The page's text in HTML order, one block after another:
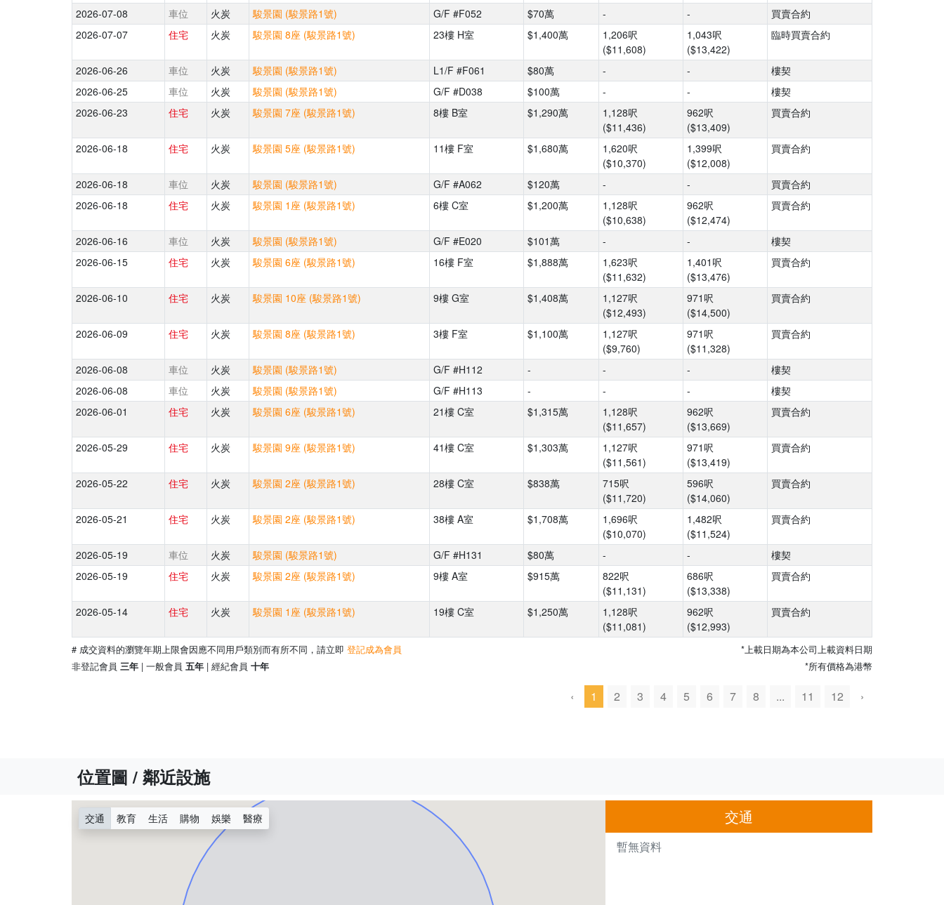
2026-07-08
車位 火炭 駿景園 (駿景路1號) G/F #F052 $70萬 - -
買賣合約
2026-07-07
住宅 火炭 駿景園 8座 (駿景路1號) 23樓 H室 $1,400萬
1,206呎
($11,608)
1,043呎
($13,422)
臨時買賣合約
2026-06-26 車位 火炭 駿景園 (駿景路1號) L1/F #F061 $80萬 - -
樓契
2026-06-25
車位 火炭 駿景園 (駿景路1號) G/F #D038 $100萬 - -
樓契
2026-06-23
住宅 火炭 駿景園 7座 (駿景路1號) 8樓 B室 $1,290萬
1,128呎
($11,436)
962呎
($13,409)
買賣合約
2026-06-18 住宅 火炭 駿景園 5座 (駿景路1號) 11樓 F室 $1,680萬
1,620呎
($10,370)
1,399呎
($12,008)
買賣合約
2026-06-18 車位 火炭 駿景園 (駿景路1號) G/F #A062 $120萬 - -
買賣合約
2026-06-18
住宅 火炭 駿景園 1座 (駿景路1號) 6樓 C室 $1,200萬
1,128呎
($10,638)
962呎
($12,474)
買賣合約
2026-06-16 車位 火炭 駿景園 (駿景路1號) G/F #E020 $101萬 - -
樓契
2026-06-15
住宅 火炭 駿景園 6座 (駿景路1號) 16樓 F室 $1,888萬
1,623呎
($11,632)
1,401呎
($13,476)
買賣合約
2026-06-10 住宅 火炭 駿景園 10座 (駿景路1號) 9樓 G室 $1,408萬
1,127呎
($12,493)
971呎
($14,500)
買賣合約
2026-06-09 住宅 火炭 駿景園 8座 (駿景路1號) 3樓 F室 $1,100萬
1,127呎
($9,760)
971呎
($11,328)
買賣合約
2026-06-08 車位 火炭 駿景園 (駿景路1號) G/F #H112 - - -
樓契
2026-06-08
車位 火炭 駿景園 (駿景路1號) G/F #H113 - - -
樓契
2026-06-01
住宅 火炭 駿景園 6座 (駿景路1號) 21樓 C室 $1,315萬
1,128呎
($11,657)
962呎
($13,669)
買賣合約
2026-05-29 住宅 火炭 駿景園 9座 (駿景路1號) 41樓 C室 $1,303萬
1,127呎
($11,561)
971呎
($13,419)
買賣合約
2026-05-22 住宅 火炭 駿景園 2座 (駿景路1號) 28樓 C室 $838萬
715呎
($11,720)
596呎
($14,060)
買賣合約
2026-05-21 住宅 火炭 駿景園 2座 (駿景路1號) 38樓 A室 $1,708萬
1,696呎
($10,070)
1,482呎
($11,524)
買賣合約
2026-05-19 車位 火炭 駿景園 (駿景路1號) G/F #H131 $80萬 - -
樓契
2026-05-19
住宅 火炭 駿景園 2座 (駿景路1號) 9樓 A室 $915萬
822呎
($11,131)
686呎
($13,338)
買賣合約
2026-05-14 住宅 火炭 駿景園 1座 (駿景路1號) 19樓 C室 $1,250萬
1,128呎
($11,081)
962呎
($12,993)
買賣合約
# 成交資料的瀏覽年期上限會因應不同用戶類別而有所不同，請立即 登記成為會員
非登記會員 三年 | 一般會員 五年 | 經紀會員 十年
*上載日期為本公司上載資料日期
*所有價格為港幣
‹ 1 2 3 4 5 6 7 8 ... 11 12 ›
位置圖 / 鄰近設施
交通 教育 生活 購物 娛樂 醫療 交通
暫無資料